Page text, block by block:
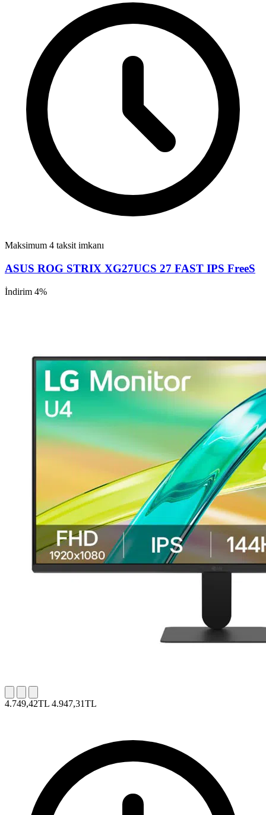
Maksimum 4 taksit imkanı
ASUS ROG STRIX XG27UCS 27 FAST IPS FreeS
İndirim 4%
4.749,42TL 4.947,31TL